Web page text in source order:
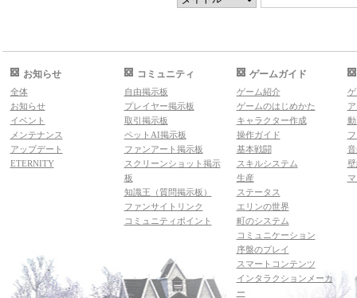
お知らせ
全体
お知らせ
イベント
メンテナンス
アップデート
ETERNITY
コミュニティ
自由掲示板
プレイヤー掲示板
取引掲示板
ペットAI掲示板
ファンアート掲示板
スクリーンショット掲示
板
知識王（質問掲示板）
ファンサイトリンク
コミュニティポイント
ゲームガイド
ゲーム紹介
ゲームのはじめかた
キャラクター作成
操作ガイド
基本戦闘
スキルシステム
生産
ステータス
エリンの世界
町のシステム
コミュニケーション
序盤のプレイ
スマートコンテンツ
インタラクションメーカ
ー